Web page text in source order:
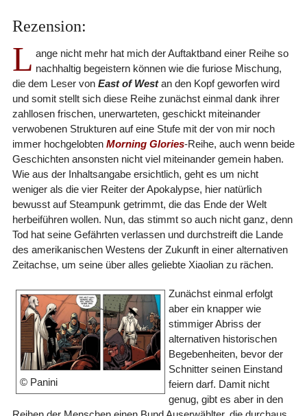
Rezension:
L ange nicht mehr hat mich der Auftaktband einer Reihe so
nachhaltig begeistern können wie die furiose Mischung,
die dem Leser von East of Westan den Kopf geworfen wird
und somit stellt sich diese Reihe zunächst einmal dank ihrer
zahllosen frischen, unerwarteten, geschickt miteinander
verwobenen Strukturen auf eine Stufe mit der von mir noch
immer hochgelobten Morning Glories-Reihe, auch wenn beide
Geschichten ansonsten nicht viel miteinander gemein haben.
Wie aus der Inhaltsangabe ersichtlich, geht es um nicht
weniger als die vier Reiter der Apokalypse, hier natürlich
bewusst auf Steampunk getrimmt, die das Ende der Welt
herbeiführen wollen. Nun, das stimmt so auch nicht ganz, denn
Tod hat seine Gefährten verlassen und durchstreift die Lande
des amerikanischen Westens der Zukunft in einer alternativen
Zeitachse, um seine über alles geliebte Xiaolian zu rächen.
© Panini
Zunächst einmal erfolgt
aber ein knapper wie
stimmiger Abriss der
alternativen historischen
Begebenheiten, bevor der
Schnitter seinen Einstand
feiern darf. Damit nicht
genug, gibt es aber in den